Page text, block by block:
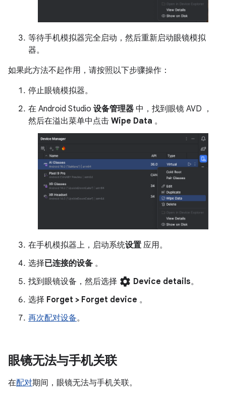
等待手机模拟器完全启动，然后重新启动眼镜模拟
器。
如果此方法不起作用，请按照以下步骤操作：
停止眼镜模拟器。
在 Android Studio 设备管理器 中，找到眼镜 AVD ，
然后在溢出菜单中点击 Wipe Data 。
在手机模拟器上，启动系统设置 应用。
选择已连接的设备 。
找到眼镜设备，然后选择 settings Device details。
选择 Forget > Forget device 。
再次配对设备。
眼镜无法与手机关联
在配对期间，眼镜无法与手机关联。